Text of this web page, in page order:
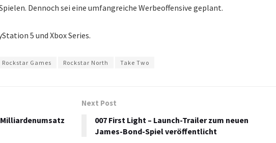
Dennoch sei eine umfangreiche Werbeoffensive geplant.
5 und Xbox Series.
Rockstar Games Rockstar North Take Two
Next Post
007 First Light – Launch-Trailer zum neuen
James-Bond-Spiel veröffentlicht